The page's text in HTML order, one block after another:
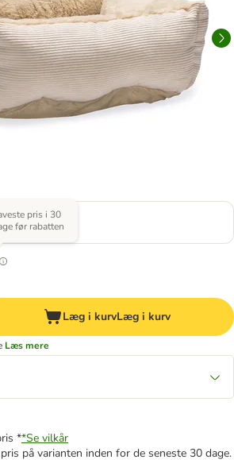
15 cmpris i 30
før rabatten
Læg i kurvLæg i kurv
Læs mere
**Se vilkår
på varianten inden for de seneste 30 dage.